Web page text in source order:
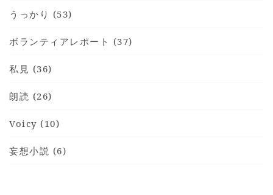
うっかり (53)
ボランティアレポート (37)
私見 (36)
朗読 (26)
Voicy (10)
妄想小説 (6)